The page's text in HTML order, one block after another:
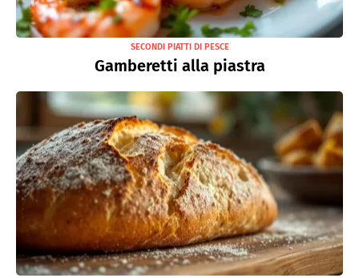
SECONDI PIATTI DI PESCE
Gamberetti alla piastra